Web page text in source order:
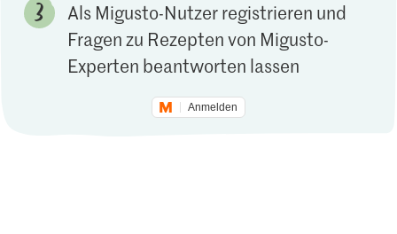
Als Migusto-Nutzer registrieren und
Fragen zu Rezepten von Migusto-
Experten beantworten lassen
Anmelden